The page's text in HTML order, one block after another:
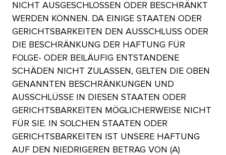
NICHT AUSGESCHLOSSEN ODER BESCHRÄNKT
WERDEN KÖNNEN. DA EINIGE STAATEN ODER
GERICHTSBARKEITEN DEN AUSSCHLUSS ODER
DIE BESCHRÄNKUNG DER HAFTUNG FÜR
FOLGE- ODER BEILÄUFIG ENTSTANDENE
SCHÄDEN NICHT ZULASSEN, GELTEN DIE OBEN
GENANNTEN BESCHRÄNKUNGEN UND
AUSSCHLÜSSE IN DIESEN STAATEN ODER
GERICHTSBARKEITEN MÖGLICHERWEISE NICHT
FÜR SIE. IN SOLCHEN STAATEN ODER
GERICHTSBARKEITEN IST UNSERE HAFTUNG
AUF DEN NIEDRIGEREN BETRAG VON (A)